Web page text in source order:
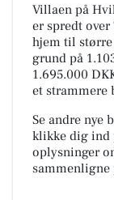
Villaen på
er spredt
hjem til
grund på
1.695.000
et strammere
Se andre nye
klikke dig ind
oplysninger
sammenligne